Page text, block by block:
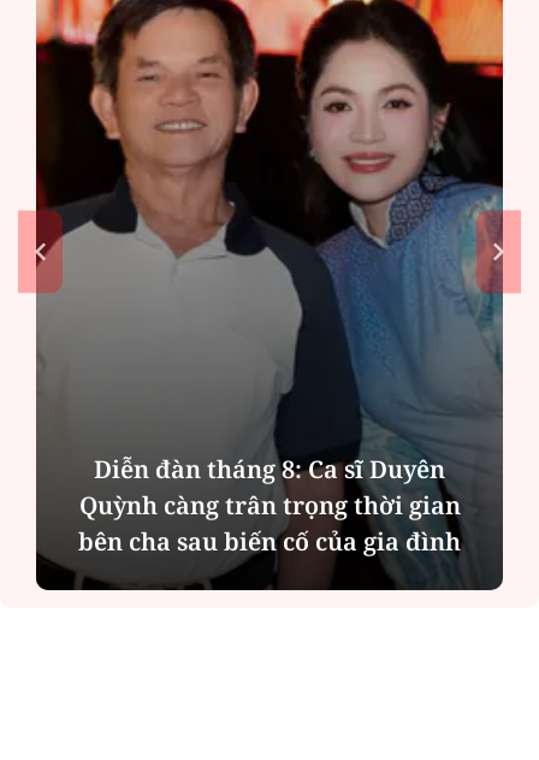
Phân tích tính 2 mặt của thương vụ
MBBank "rót" hơn 8.800 tỷ đồng cho
Phát Đạt